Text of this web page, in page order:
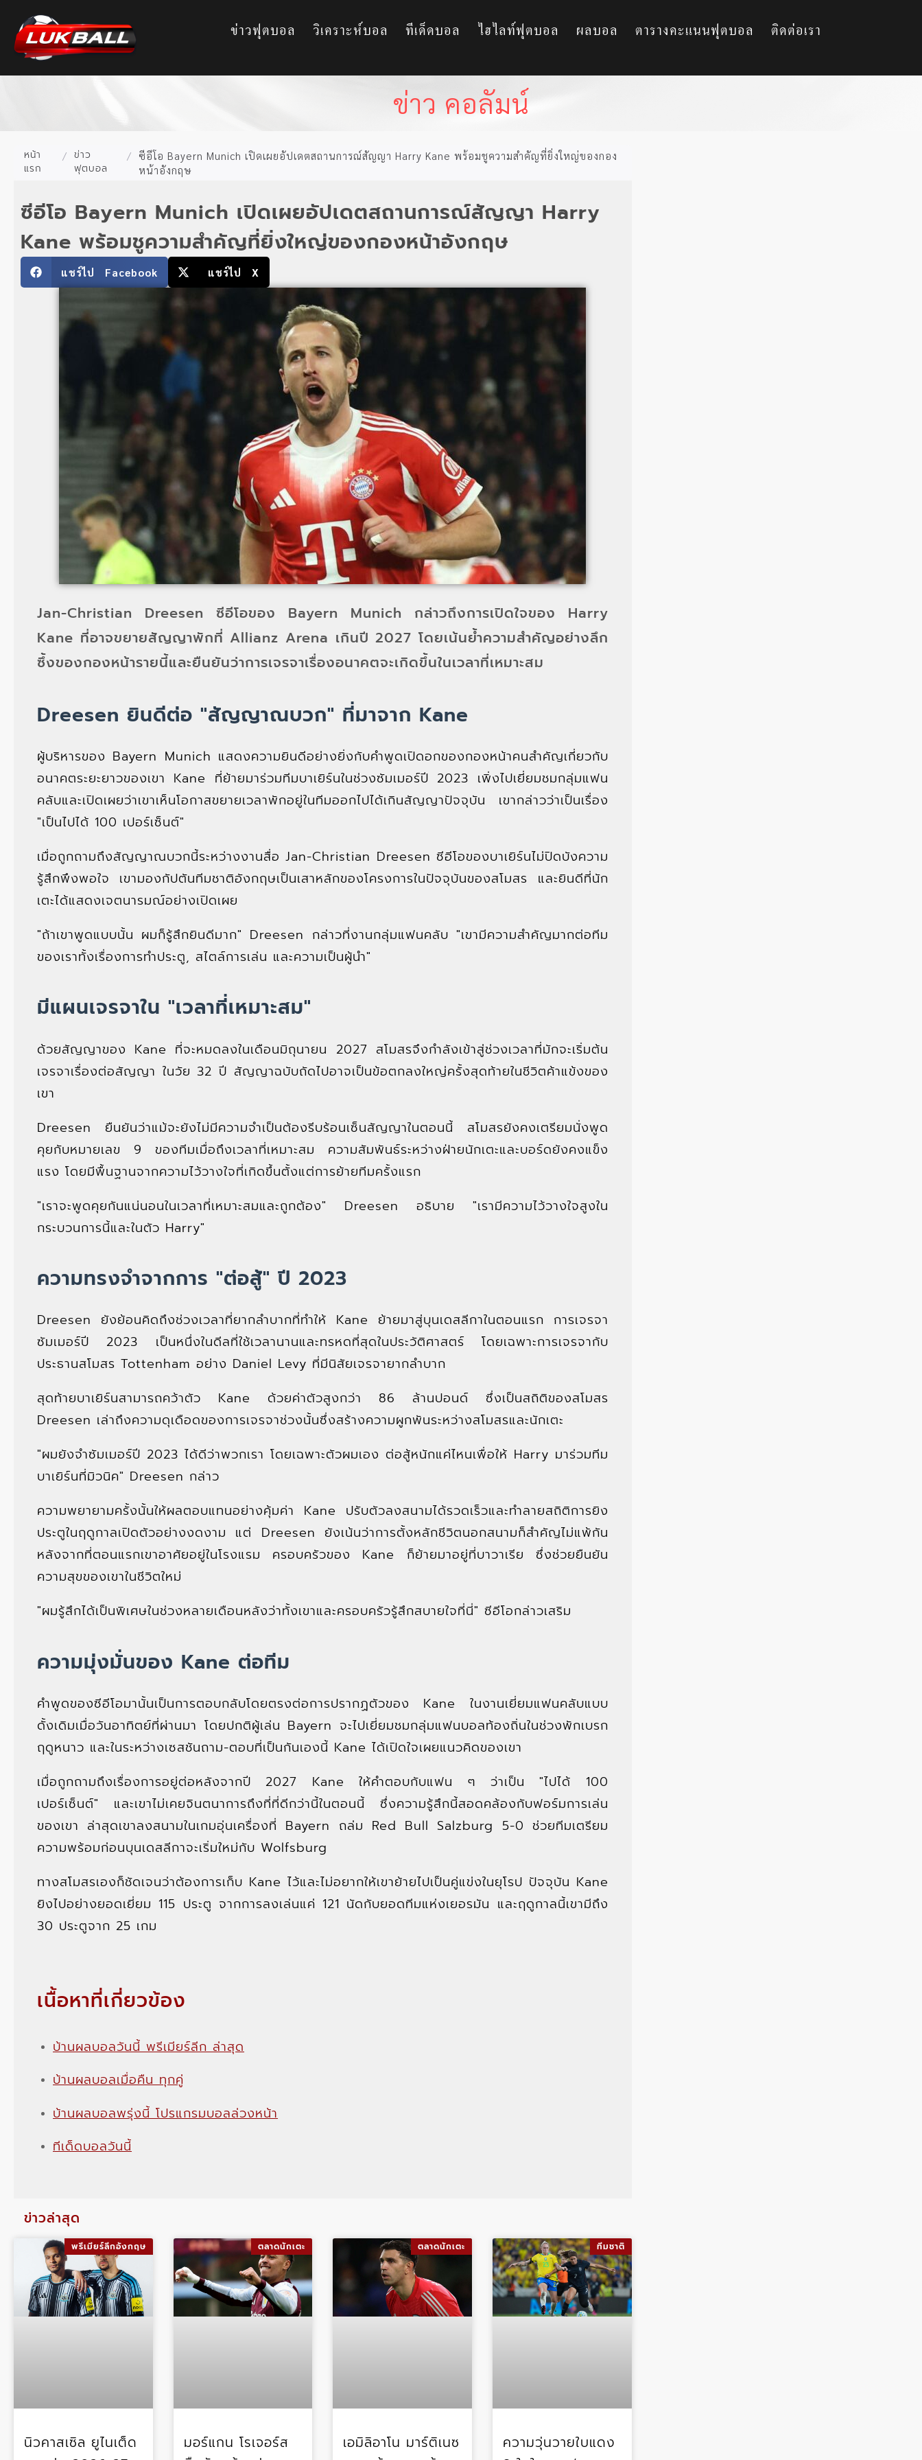
ข่าวฟุตบอล วิเคราะห์บอล ทีเด็ดบอล ไฮไลท์ฟุตบอล ผลบอล ตารางคะแนนฟุตบอล ติดต่อเรา
ข่าว คอลัมน์
หน้า
แรก
/ ข่าว
ฟุตบอล
/
ซีอีโอ Bayern Munich เปิดเผยอัปเดตสถานการณ์สัญญา Harry Kane พร้อมชูความสำคัญที่ยิ่งใหญ่ของกอง
หน้าอังกฤษ
ซีอีโอ Bayern Munich เปิดเผยอัปเดตสถานการณ์สัญญา Harry
Kane พร้อมชูความสำคัญที่ยิ่งใหญ่ของกองหน้าอังกฤษ
แชร์ไป Facebook แชร์ไป X
Jan-Christian Dreesen ซีอีโอของ Bayern Munich กล่าวถึงการเปิดใจของ Harry
Kane ที่อาจขยายสัญญาพักที่ Allianz Arena เกินปี 2027 โดยเน้นย้ำความสำคัญอย่างลึก
ซึ้งของกองหน้ารายนี้และยืนยันว่าการเจรจาเรื่องอนาคตจะเกิดขึ้นในเวลาที่เหมาะสม
Dreesen ยินดีต่อ "สัญญาณบวก" ที่มาจาก Kane
ผู้บริหารของ Bayern Munich แสดงความยินดีอย่างยิ่งกับคำพูดเปิดอกของกองหน้าคนสำคัญเกี่ยวกับ
อนาคตระยะยาวของเขา Kane ที่ย้ายมาร่วมทีมบาเยิร์นในช่วงซัมเมอร์ปี 2023 เพิ่งไปเยี่ยมชมกลุ่มแฟน
คลับและเปิดเผยว่าเขาเห็นโอกาสขยายเวลาพักอยู่ในทีมออกไปได้เกินสัญญาปัจจุบัน เขากล่าวว่าเป็นเรื่อง
"เป็นไปได้ 100 เปอร์เซ็นต์"
เมื่อถูกถามถึงสัญญาณบวกนี้ระหว่างงานสื่อ Jan-Christian Dreesen ซีอีโอของบาเยิร์นไม่ปิดบังความ
รู้สึกพึงพอใจ เขามองกัปตันทีมชาติอังกฤษเป็นเสาหลักของโครงการในปัจจุบันของสโมสร และยินดีที่นัก
เตะได้แสดงเจตนารมณ์อย่างเปิดเผย
"ถ้าเขาพูดแบบนั้น ผมก็รู้สึกยินดีมาก" Dreesen กล่าวที่งานกลุ่มแฟนคลับ "เขามีความสำคัญมากต่อทีม
ของเราทั้งเรื่องการทำประตู, สไตล์การเล่น และความเป็นผู้นำ"
มีแผนเจรจาใน "เวลาที่เหมาะสม"
ด้วยสัญญาของ Kane ที่จะหมดลงในเดือนมิถุนายน 2027 สโมสรจึงกำลังเข้าสู่ช่วงเวลาที่มักจะเริ่มต้น
เจรจาเรื่องต่อสัญญา ในวัย 32 ปี สัญญาฉบับถัดไปอาจเป็นข้อตกลงใหญ่ครั้งสุดท้ายในชีวิตค้าแข้งของ
เขา
Dreesen ยืนยันว่าแม้จะยังไม่มีความจำเป็นต้องรีบร้อนเซ็นสัญญาในตอนนี้ สโมสรยังคงเตรียมนั่งพูด
คุยกับหมายเลข 9 ของทีมเมื่อถึงเวลาที่เหมาะสม ความสัมพันธ์ระหว่างฝ่ายนักเตะและบอร์ดยังคงแข็ง
แรง โดยมีพื้นฐานจากความไว้วางใจที่เกิดขึ้นตั้งแต่การย้ายทีมครั้งแรก
"เราจะพูดคุยกันแน่นอนในเวลาที่เหมาะสมและถูกต้อง" Dreesen อธิบาย "เรามีความไว้วางใจสูงใน
กระบวนการนี้และในตัว Harry"
ความทรงจำจากการ "ต่อสู้" ปี 2023
Dreesen ยังย้อนคิดถึงช่วงเวลาที่ยากลำบากที่ทำให้ Kane ย้ายมาสู่บุนเดสลีกาในตอนแรก การเจรจา
ซัมเมอร์ปี 2023 เป็นหนึ่งในดีลที่ใช้เวลานานและทรหดที่สุดในประวัติศาสตร์ โดยเฉพาะการเจรจากับ
ประธานสโมสร Tottenham อย่าง Daniel Levy ที่มีนิสัยเจรจายากลำบาก
สุดท้ายบาเยิร์นสามารถคว้าตัว Kane ด้วยค่าตัวสูงกว่า 86 ล้านปอนด์ ซึ่งเป็นสถิติของสโมสร
Dreesen เล่าถึงความดุเดือดของการเจรจาช่วงนั้นซึ่งสร้างความผูกพันระหว่างสโมสรและนักเตะ
"ผมยังจำซัมเมอร์ปี 2023 ได้ดีว่าพวกเรา โดยเฉพาะตัวผมเอง ต่อสู้หนักแค่ไหนเพื่อให้ Harry มาร่วมทีม
บาเยิร์นที่มิวนิค" Dreesen กล่าว
ความพยายามครั้งนั้นให้ผลตอบแทนอย่างคุ้มค่า Kane ปรับตัวลงสนามได้รวดเร็วและทำลายสถิติการยิง
ประตูในฤดูกาลเปิดตัวอย่างงดงาม แต่ Dreesen ยังเน้นว่าการตั้งหลักชีวิตนอกสนามก็สำคัญไม่แพ้กัน
หลังจากที่ตอนแรกเขาอาศัยอยู่ในโรงแรม ครอบครัวของ Kane ก็ย้ายมาอยู่ที่บาวาเรีย ซึ่งช่วยยืนยัน
ความสุขของเขาในชีวิตใหม่
"ผมรู้สึกได้เป็นพิเศษในช่วงหลายเดือนหลังว่าทั้งเขาและครอบครัวรู้สึกสบายใจที่นี่" ซีอีโอกล่าวเสริม
ความมุ่งมั่นของ Kane ต่อทีม
คำพูดของซีอีโอมานั้นเป็นการตอบกลับโดยตรงต่อการปรากฏตัวของ Kane ในงานเยี่ยมแฟนคลับแบบ
ดั้งเดิมเมื่อวันอาทิตย์ที่ผ่านมา โดยปกติผู้เล่น Bayern จะไปเยี่ยมชมกลุ่มแฟนบอลท้องถิ่นในช่วงพักเบรก
ฤดูหนาว และในระหว่างเซสชันถาม-ตอบที่เป็นกันเองนี้ Kane ได้เปิดใจเผยแนวคิดของเขา
เมื่อถูกถามถึงเรื่องการอยู่ต่อหลังจากปี 2027 Kane ให้คำตอบกับแฟน ๆ ว่าเป็น "ไปได้ 100
เปอร์เซ็นต์" และเขาไม่เคยจินตนาการถึงที่ที่ดีกว่านี้ในตอนนี้ ซึ่งความรู้สึกนี้สอดคล้องกับฟอร์มการเล่น
ของเขา ล่าสุดเขาลงสนามในเกมอุ่นเครื่องที่ Bayern ถล่ม Red Bull Salzburg 5-0 ช่วยทีมเตรียม
ความพร้อมก่อนบุนเดสลีกาจะเริ่มใหม่กับ Wolfsburg
ทางสโมสรเองก็ชัดเจนว่าต้องการเก็บ Kane ไว้และไม่อยากให้เขาย้ายไปเป็นคู่แข่งในยุโรป ปัจจุบัน Kane
ยิงไปอย่างยอดเยี่ยม 115 ประตู จากการลงเล่นแค่ 121 นัดกับยอดทีมแห่งเยอรมัน และฤดูกาลนี้เขามีถึง
30 ประตูจาก 25 เกม
เนื้อหาที่เกี่ยวข้อง
บ้านผลบอลวันนี้ พรีเมียร์ลีก ล่าสุด
บ้านผลบอลเมื่อคืน ทุกคู่
บ้านผลบอลพรุ่งนี้ โปรแกรมบอลล่วงหน้า
ทีเด็ดบอลวันนี้
ข่าวล่าสุด
พรีเมียร์ลีกอังกฤษ
นิวคาสเซิล ยูไนเต็ด
ตลาดนักเตะ
มอร์แกน โรเจอร์ส
ตลาดนักเตะ
เอมิลิอาโน มาร์ติเนซ
ทีมชาติ
ความวุ่นวายใบแดง